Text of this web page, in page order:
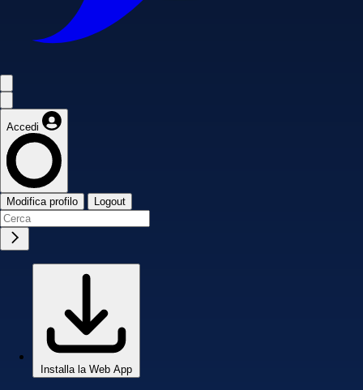
Accedi
Modifica profilo Logout
Installa la Web App